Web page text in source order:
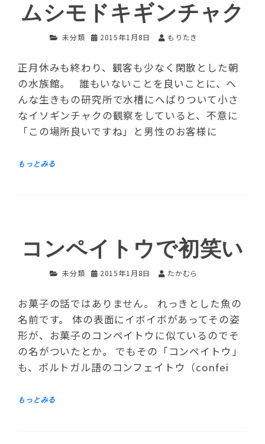
ムシモドキギンチャク
未分類 2015年1月8日 もりたき
正月休みも終わり、観客も少なく閑散とした朝
の水族館。 誰もいないことを良いことに、へ
んな生きもの研究所で水槽にへばりついて小さ
なイソギンチャクの観察をしていると、不意に
「この場所良いですね」と男性のお客様に
コンペイトウで初笑い
未分類 2015年1月8日 たかむら
お菓子の話ではありません。 れっきとした魚の
名前です。 体の表面にイボイボがあってその姿
形が、お菓子のコンペイトウに似ているのでそ
の名がついたとか。 でもその「コンペイトウ」
も、ポルトガル語のコンフェイトウ（confei